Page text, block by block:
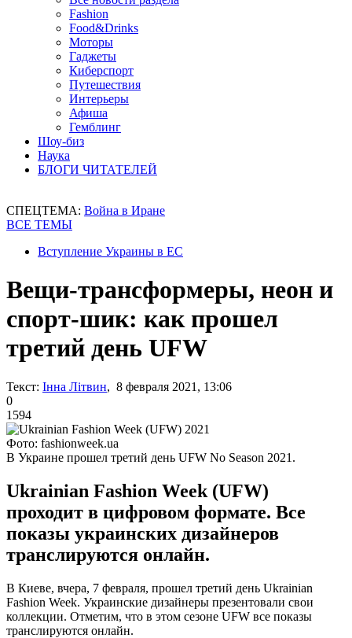
Fashion
Food&Drinks
Моторы
Гаджеты
Киберспорт
Путешествия
Интерьеры
Афиша
Гемблинг
Шоу-биз
Наука
БЛОГИ ЧИТАТЕЛЕЙ
СПЕЦТЕМА: Война в Иране
ВСЕ ТЕМЫ
Вступление Украины в ЕС
Вещи-трансформеры, неон и
спорт-шик: как прошел
третий день UFW
Текст: Інна Літвин, 8 февраля 2021, 13:06
0
1594
Фото: fashionweek.ua
В Украине прошел третий день UFW No Season 2021.
Ukrainian Fashion Week (UFW)
проходит в цифровом формате. Все
показы украинских дизайнеров
транслируются онлайн.
В Киеве, вчера, 7 февраля, прошел третий день Ukrainian
Fashion Week. Украинские дизайнеры презентовали свои
коллекции. Отметим, что в этом сезоне UFW все показы
транслируются онлайн.